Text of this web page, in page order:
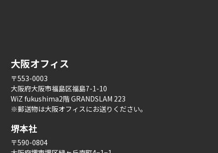
大阪オフィス
〒553-0003
大阪府大阪市福島区福島7-1-10
WiZ fukushima2階 GRANDSLAM 223
※郵送物は大阪オフィスにお送りください。
堺本社
〒590-0804